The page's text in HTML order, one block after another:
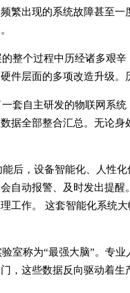
繁出现的系统故障甚至
整个过程中历经诸多艰
件层面的多项改造升级。
套自主研发的物联网系
据全部整合汇总。无论
后，设备智能化、人性
自动报警、及时发出提
工作。 这套智能化系统
室称为“最强大脑”。专
，这些数据反向驱动着